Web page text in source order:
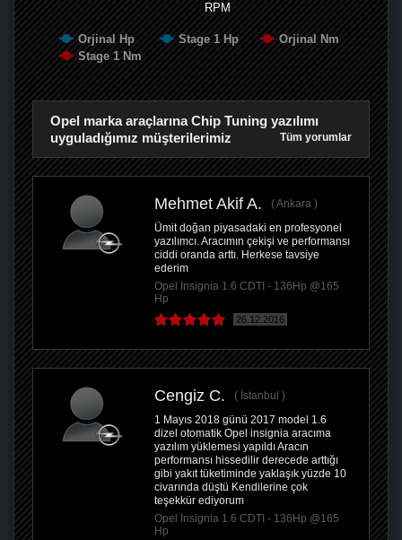
RPM
Orjinal Hp Stage 1 Hp
Orjinal Nm
Stage 1 Nm
Opel marka araçlarına Chip Tuning yazılımı
uyguladığımız müşterilerimiz
Tüm yorumlar
Mehmet Akif A.
Ankara
Ümit doğan piyasadaki en profesyonel
yazılımcı. Aracımın çekişi ve performansı
ciddi oranda arttı. Herkese tavsiye
ederim
Opel Insignia 1.6 CDTI - 136Hp @165
Hp
26.12.2016
Cengiz C.
İstanbul
1 Mayıs 2018 günü 2017 model 1.6
dizel otomatik Opel insignia aracıma
yazılım yüklemesi yapıldı Aracın
performansı hissedilir derecede arttığı
gibi yakıt tüketiminde yaklaşık yüzde 10
civarında düştü Kendilerine çok
teşekkür ediyorum
Opel Insignia 1.6 CDTI - 136Hp @165
Hp